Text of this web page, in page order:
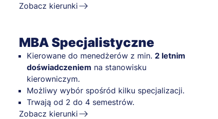
Zobacz kierunki
MBA Specjalistyczne
Kierowane do menedżerów z min. 2 letnim
doświadczeniem na stanowisku
kierowniczym.
Możliwy wybór spośród kilku specjalizacji.
Trwają od 2 do 4 semestrów.
Zobacz kierunki